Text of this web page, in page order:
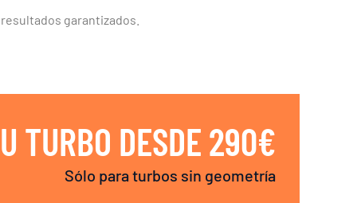
garantizados.
TURBO DESDE 290€
Sólo para turbos sin geometría